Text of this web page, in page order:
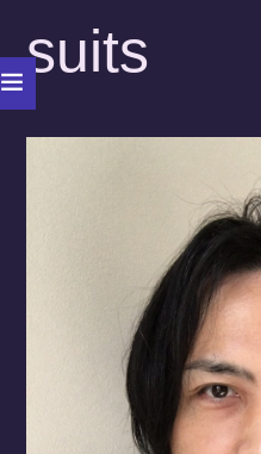
suits